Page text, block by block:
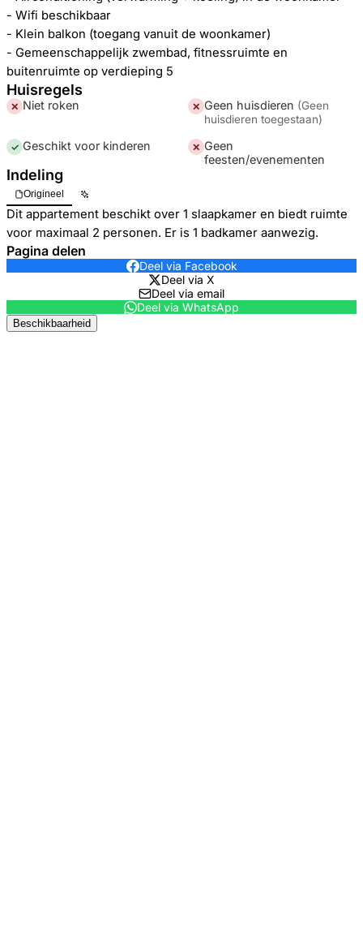
- Wifi beschikbaar
- Klein balkon (toegang vanuit de woonkamer)
- Gemeenschappelijk zwembad, fitnessruimte en
buitenruimte op verdieping 5
Huisregels
✕ Niet roken ✕ Geen huisdieren (Geen
huisdieren toegestaan)
✓ Geschikt voor kinderen ✕ Geen
feesten/evenementen
Indeling
Origineel
Dit appartement beschikt over 1 slaapkamer en biedt ruimte
voor maximaal 2 personen. Er is 1 badkamer aanwezig.
Pagina delen
Deel via Facebook
Deel via X
Deel via email
Deel via WhatsApp
Beschikbaarheid